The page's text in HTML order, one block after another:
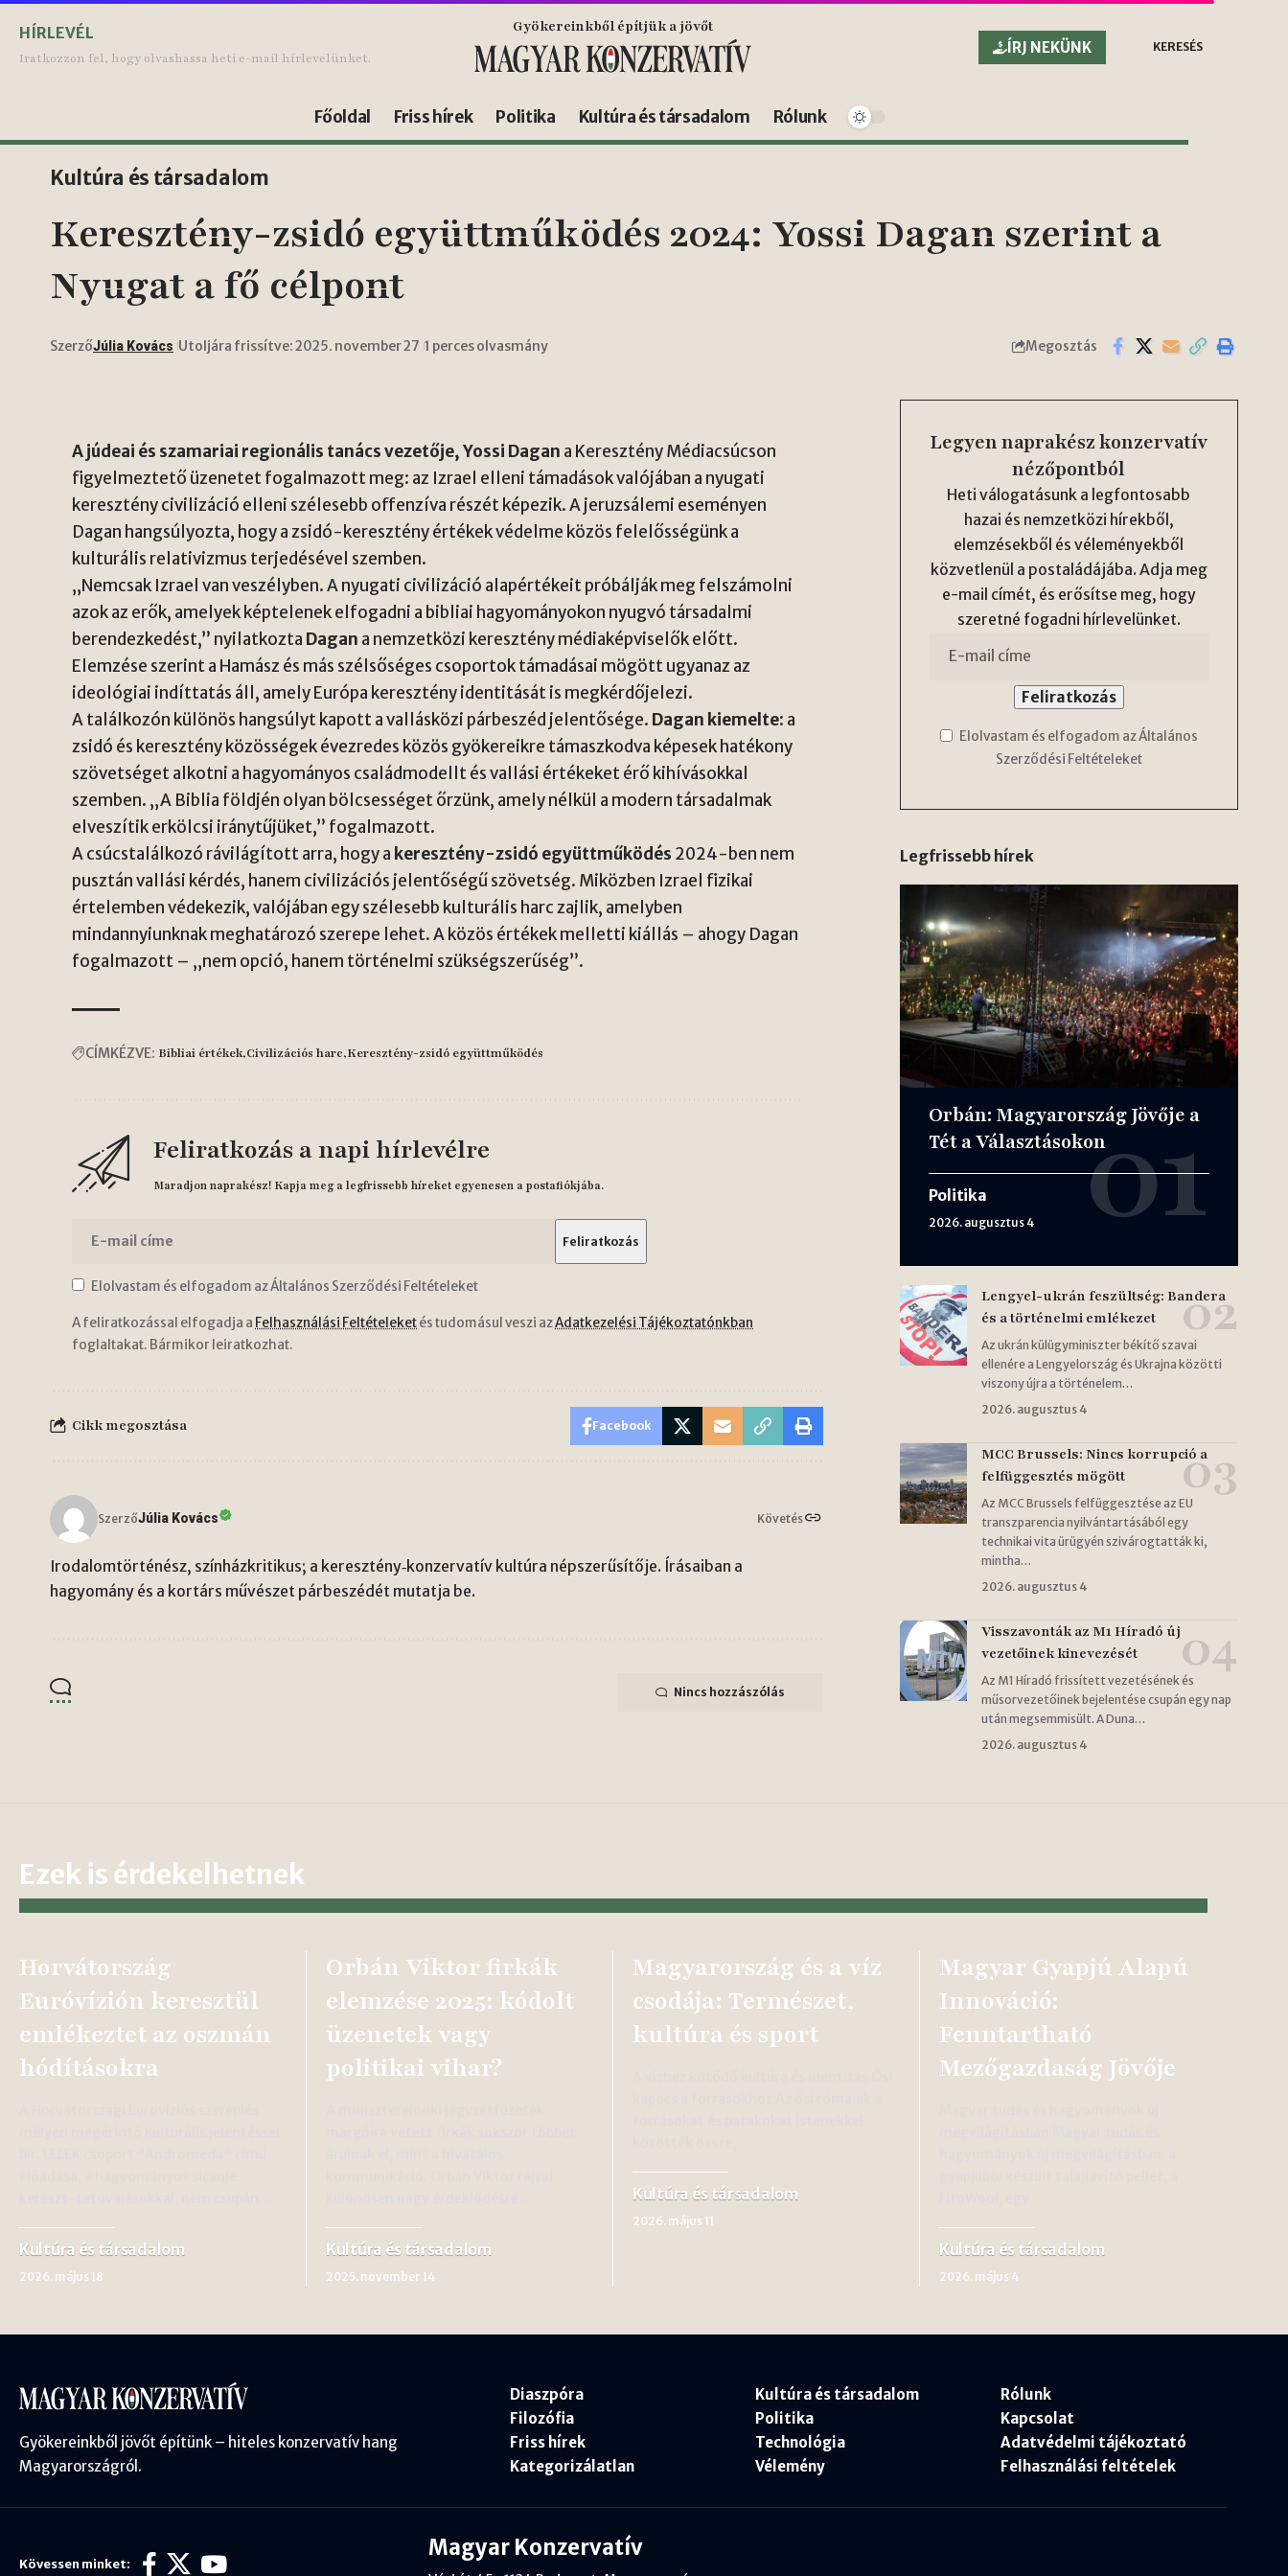
HÍRLEVÉL
Iratkozzon fel, hogy olvashassa heti e-mail hírlevelünket.
Gyökereinkből építjük a jövőt
ÍRJ NEKÜNK
KERESÉS
Főoldal Friss hírek Politika Kultúra és társadalom Rólunk
Kultúra és társadalom
Keresztény-zsidó együttműködés 2024: Yossi Dagan szerint a
Nyugat a fő célpont
SzerzőJúlia Kovács Utoljára frissítve: 2025. november 27 1 perces olvasmány Megosztás
A júdeai és szamariai regionális tanács vezetője, Yossi Dagan a Keresztény Médiacsúcson
figyelmeztető üzenetet fogalmazott meg: az Izrael elleni támadások valójában a nyugati
keresztény civilizáció elleni szélesebb offenzíva részét képezik. A jeruzsálemi eseményen
Dagan hangsúlyozta, hogy a zsidó-keresztény értékek védelme közös felelősségünk a
kulturális relativizmus terjedésével szemben.
„Nemcsak Izrael van veszélyben. A nyugati civilizáció alapértékeit próbálják meg felszámolni
azok az erők, amelyek képtelenek elfogadni a bibliai hagyományokon nyugvó társadalmi
berendezkedést,” nyilatkozta Dagan a nemzetközi keresztény médiaképviselők előtt.
Elemzése szerint a Hamász és más szélsőséges csoportok támadásai mögött ugyanaz az
ideológiai indíttatás áll, amely Európa keresztény identitását is megkérdőjelezi.
A találkozón különös hangsúlyt kapott a vallásközi párbeszéd jelentősége. Dagan kiemelte: a
zsidó és keresztény közösségek évezredes közös gyökereikre támaszkodva képesek hatékony
szövetséget alkotni a hagyományos családmodellt és vallási értékeket érő kihívásokkal
szemben. „A Biblia földjén olyan bölcsességet őrzünk, amely nélkül a modern társadalmak
elveszítik erkölcsi iránytűjüket,” fogalmazott.
A csúcstalálkozó rávilágított arra, hogy a keresztény-zsidó együttműködés 2024-ben nem
pusztán vallási kérdés, hanem civilizációs jelentőségű szövetség. Miközben Izrael fizikai
értelemben védekezik, valójában egy szélesebb kulturális harc zajlik, amelyben
mindannyiunknak meghatározó szerepe lehet. A közös értékek melletti kiállás – ahogy Dagan
fogalmazott – „nem opció, hanem történelmi szükségszerűség”.
CÍMKÉZVE: Bibliai értékek Civilizációs harc Keresztény-zsidó együttműködés
Feliratkozás a napi hírlevélre
Maradjon naprakész! Kapja meg a legfrissebb híreket egyenesen a postafiókjába.
Elolvastam és elfogadom az Általános Szerződési Feltételeket
A feliratkozással elfogadja a Felhasználási Feltételeketés tudomásul veszi azAdatkezelési Tájékoztatónkban
foglaltakat. Bármikor leiratkozhat.
Cikk megosztása Facebook
SzerzőJúlia Kovács Követés
Irodalomtörténész, színházkritikus; a keresztény‑konzervatív kultúra népszerűsítője. Írásaiban a
hagyomány és a kortárs művészet párbeszédét mutatja be.
Nincs hozzászólás
Legyen naprakész konzervatív
nézőpontból
Heti válogatásunk a legfontosabb
hazai és nemzetközi hírekből,
elemzésekből és véleményekből
közvetlenül a postaládájába. Adja meg
e-mail címét, és erősítse meg, hogy
szeretné fogadni hírlevelünket.
Elolvastam és elfogadom az Általános
Szerződési Feltételeket
Legfrissebb hírek
Orbán: Magyarország Jövője a
Tét a Választásokon
Politika
2026. augusztus 4
Lengyel-ukrán feszültség: Bandera
és a történelmi emlékezet
Az ukrán külügyminiszter békítő szavai
ellenére a Lengyelország és Ukrajna közötti
viszony újra a történelem…
2026. augusztus 4
MCC Brussels: Nincs korrupció a
felfüggesztés mögött
Az MCC Brussels felfüggesztése az EU
transzparencia nyilvántartásából egy
technikai vita ürügyén szivárogtatták ki,
mintha…
2026. augusztus 4
Visszavonták az M1 Híradó új
vezetőinek kinevezését
Az M1 Híradó frissített vezetésének és
műsorvezetőinek bejelentése csupán egy nap
után megsemmisült. A Duna…
2026. augusztus 4
Ezek is érdekelhetnek
Horvátország
Euróvízión keresztül
emlékeztet az oszmán
hódításokra
Kultúra és társadalom
2026. május 18
Orbán Viktor firkák
elemzése 2025: kódolt
üzenetek vagy
politikai vihar?
Kultúra és társadalom
2025. november 14
Magyarország és a víz
csodája: Természet,
kultúra és sport
Kultúra és társadalom
2026. május 11
Magyar Gyapjú Alapú
Innováció:
Fenntartható
Mezőgazdaság Jövője
Kultúra és társadalom
2026. május 4
Gyökereinkből jövőt építünk – hiteles konzervatív hang
Magyarországról.
Diaszpóra
Filozófia
Friss hírek
Kategorizálatlan
Kultúra és társadalom
Politika
Technológia
Vélemény
Rólunk
Kapcsolat
Adatvédelmi tájékoztató
Felhasználási feltételek
Kövessen minket:
Magyar Konzervatív